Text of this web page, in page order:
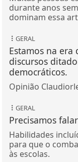
durante anos
dominam essa
GERAL
Estamos na era
discursos
democráticos.
Opinião
GERAL
Precisamos
Habilidades
para que o
às escolas.